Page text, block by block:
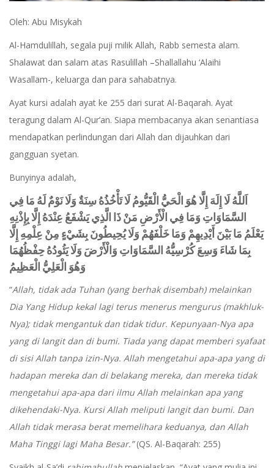
Oleh: Abu Misykah
Al-Hamdulillah, segala puji milik Allah, Rabb semesta alam.
Shalawat dan salam atas Rasulillah –Shallallahu ‘Alaihi
Wasallam-, keluarga dan para sahabatnya.
Ayat kursi adalah ayat ke 255 dari surat Al-Baqarah. Ayat
teragung dalam Al-Qur’an. Siapa membacanya akan senantiasa
mendapatkan perlindungan dari Allah dan dijauhkan dari
gangguan syetan.
Bunyinya adalah,
اَللَّهُ لَا إِلَهَ إِلَّا هُوَ الْحَيُّ الْقَيُّومُ لَا تَأْخُذُهُ سِنَةٌ وَلَا نَوْمٌ لَهُ مَا فِي
السَّمَاوَاتِ وَمَا فِي الْأَرْضِ مَنْ ذَا الَّذِي يَشْفَعُ عِنْدَهُ إِلَّا بِإِذْنِهِ
يَعْلَمُ مَا بَيْنَ أَيْدِيهِمْ وَمَا خَلْفَهُمْ وَلَا يُحِيطُونَ بِشَيْءٍ مِنْ عِلْمِهِ إِلَّا
بِمَا شَاءَ وَسِعَ كُرْسِيُّهُ السَّمَاوَاتِ وَالْأَرْضَ وَلَا يَئُودُهُ حِفْظُهُمَا
وَهُوَ الْعَلِيُّ الْعَظِيمُ
“Allah, tidak ada Tuhan (yang berhak disembah) melainkan
Dia Yang Hidup kekal lagi terus menerus mengurus (makhluk-
Nya); tidak mengantuk dan tidak tidur. Kepunyaan-Nya apa
yang di langit dan di bumi. Tiada yang dapat memberi syafaat
di sisi Allah tanpa izin-Nya. Allah mengetahui apa-apa yang di
hadapan mereka dan di belakang mereka, dan mereka tidak
mengetahui apa-apa dari ilmu Allah melainkan apa yang
dikehendaki-Nya. Kursi Allah meliputi langit dan bumi. Dan
Allah tidak merasa berat memelihara keduanya, dan Allah
Maha Tinggi lagi Maha Besar.”(QS. Al-Baqarah: 255)